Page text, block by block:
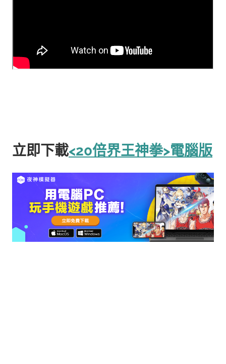
立即下載<20倍界王神拳>電腦版